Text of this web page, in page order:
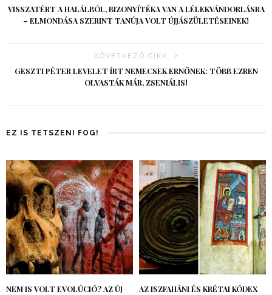
VISSZATÉRT A HALÁLBÓL, BIZONYÍTÉKA VAN A LÉLEKVÁNDORLÁSRA
– ELMONDÁSA SZERINT TANÚJA VOLT ÚJJÁSZÜLETÉSEINEK!
KÖVETKEZŐ CIKK
GESZTI PÉTER LEVELET ÍRT NEMECSEK ERNŐNEK: TÖBB EZREN
OLVASTÁK MÁR, ZSENIÁLIS!
EZ IS TETSZENI FOG!
NEM IS VOLT EVOLÚCIÓ? AZ ÚJ
AZ ISZFAHÁNI ÉS KRÉTAI KÓDEX